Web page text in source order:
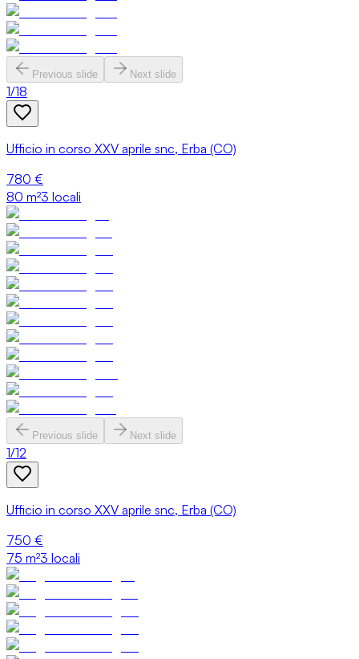
Previous slide Next slide
1/18
Ufficio in corso XXV aprile snc, Erba (CO)
780 €
80 m²3 locali
Previous slide Next slide
1/12
Ufficio in corso XXV aprile snc, Erba (CO)
750 €
75 m²3 locali